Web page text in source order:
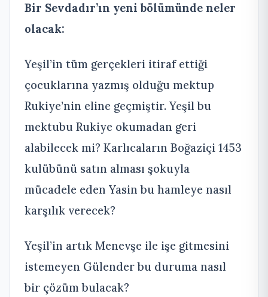
Bir Sevdadır’ın yeni bölümünde neler
olacak:
Yeşil’in tüm gerçekleri itiraf ettiği
çocuklarına yazmış olduğu mektup
Rukiye’nin eline geçmiştir. Yeşil bu
mektubu Rukiye okumadan geri
alabilecek mi? Karlıcaların Boğaziçi 1453
kulübünü satın alması şokuyla
mücadele eden Yasin bu hamleye nasıl
karşılık verecek?
Yeşil’in artık Menevşe ile işe gitmesini
istemeyen Gülender bu duruma nasıl
bir çözüm bulacak?